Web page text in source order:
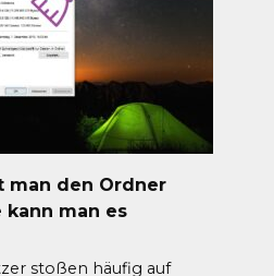
man den Ordner
kann man es
stoßen häufig auf